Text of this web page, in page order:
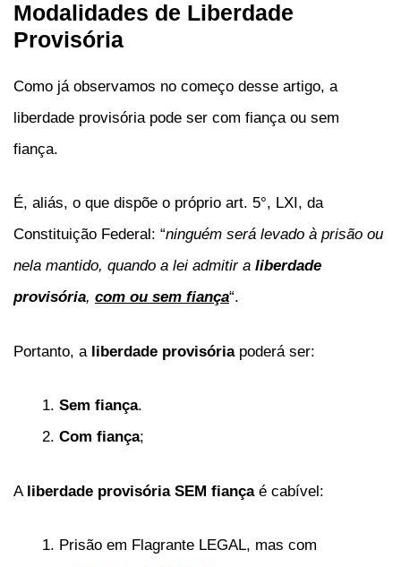
Modalidades de Liberdade
Provisória
Como já observamos no começo desse artigo, a
liberdade provisória pode ser com fiança ou sem
fiança.
É, aliás, o que dispõe o próprio art. 5°, LXI, da
Constituição Federal: “ninguém será levado à prisão ou
nela mantido, quando a lei admitir a liberdade
provisória, com ou sem fiança“.
Portanto, a liberdade provisóriapoderá ser:
Sem fiança.
Com fiança;
A liberdade provisória SEM fiançaé cabível:
Prisão em Flagrante LEGAL, mas com